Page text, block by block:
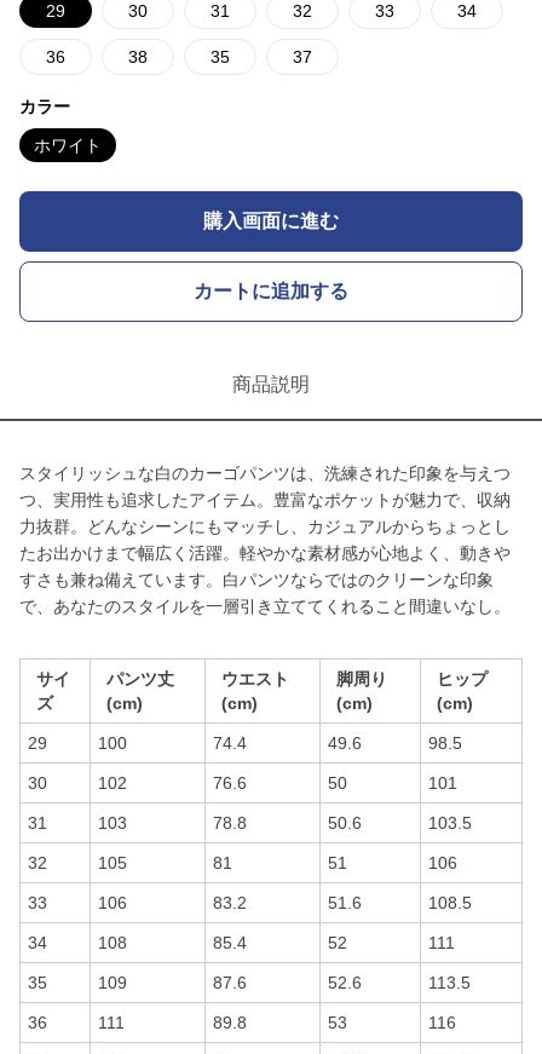
29 30 31 32 33 34
36 38 35 37
カラー
ホワイト
購入画面に進む
カートに追加する
商品説明
スタイリッシュな白のカーゴパンツは、洗練された印象を与えつ
つ、実用性も追求したアイテム。豊富なポケットが魅力で、収納
力抜群。どんなシーンにもマッチし、カジュアルからちょっとし
たお出かけまで幅広く活躍。軽やかな素材感が心地よく、動きや
すさも兼ね備えています。白パンツならではのクリーンな印象
で、あなたのスタイルを一層引き立ててくれること間違いなし。
サイ
ズ
パンツ丈
(cm)
ウエスト
(cm)
脚周り
(cm)
ヒップ
(cm)
29 100 74.4 49.6 98.5
30 102 76.6 50 101
31 103 78.8 50.6 103.5
32 105 81 51 106
33 106 83.2 51.6 108.5
34 108 85.4 52 111
35 109 87.6 52.6 113.5
36 111 89.8 53 116